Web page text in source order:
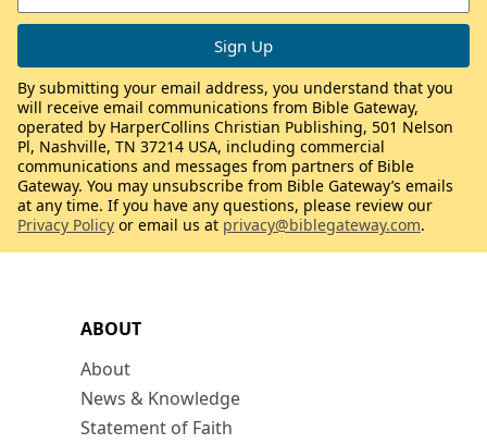
ABOUT
About
News & Knowledge
Statement of Faith
By submitting your email address, you understand that you
will receive email communications from Bible Gateway,
operated by HarperCollins Christian Publishing, 501 Nelson
Pl, Nashville, TN 37214 USA, including commercial
communications and messages from partners of Bible
Gateway. You may unsubscribe from Bible Gateway’s emails
at any time. If you have any questions, please review our
Privacy Policy or email us at privacy@biblegateway.com.